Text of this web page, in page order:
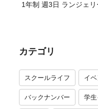
1年制 週3日 ランジェ
カテゴリ
スクールライフ イベ
バックナンバー 学